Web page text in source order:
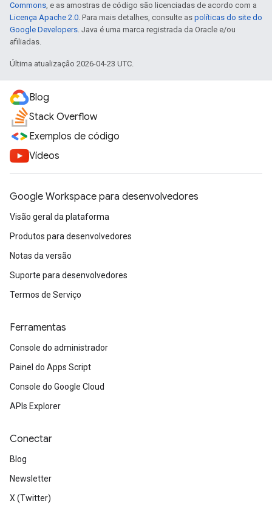
Commons, e as amostras de código são licenciadas de acordo com a
Licença Apache 2.0. Para mais detalhes, consulte as políticas do site do
Google Developers. Java é uma marca registrada da Oracle e/ou
afiliadas.
Última atualização 2026-04-23 UTC.
Blog
Stack Overflow
Exemplos de código
Vídeos
Google Workspace para desenvolvedores
Visão geral da plataforma
Produtos para desenvolvedores
Notas da versão
Suporte para desenvolvedores
Termos de Serviço
Ferramentas
Console do administrador
Painel do Apps Script
Console do Google Cloud
APIs Explorer
Conectar
Blog
Newsletter
X (Twitter)